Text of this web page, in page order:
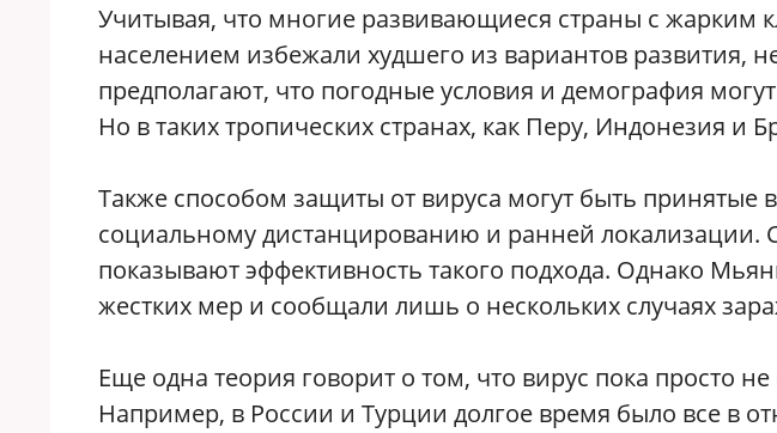
Учитывая, что многие развивающиеся страны с жарким
населением избежали худшего из вариантов развития,
предполагают, что погодные условия и демография
Но в таких тропических странах, как Перу, Индонезия и
Также способом защиты от вируса могут быть принятые
социальному дистанцированию и ранней локализации.
показывают эффективность такого подхода. Однако
жестких мер и сообщали лишь о нескольких случаях
Еще одна теория говорит о том, что вирус пока просто
Например, в России и Турции долгое время было все в